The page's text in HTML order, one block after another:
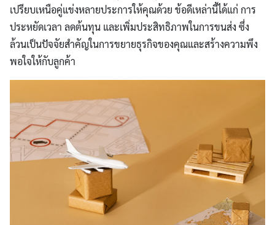
เปรียบเหนือคู่แข่งหลายประการให้คุณด้วย ข้อดีเหล่านี้ได้แก่ การ
ประหยัดเวลา ลดต้นทุน และเพิ่มประสิทธิภาพในการขนส่ง ซึ่ง
ล้วนเป็นปัจจัยสำคัญในการขยายธุรกิจของคุณและสร้างความพึง
พอใจให้กับลูกค้า